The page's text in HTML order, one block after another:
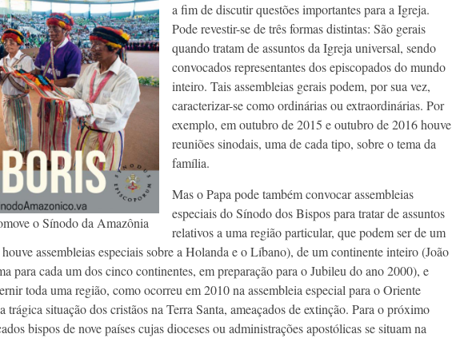
o Sínodo da Amazônia
a fim de discutir questões importantes para a Igreja.
Pode revestir-se de três formas distintas: São gerais
quando tratam de assuntos da Igreja universal, sendo
convocados representantes dos episcopados do mundo
inteiro. Tais assembleias gerais podem, por sua vez,
caracterizar-se como ordinárias ou extraordinárias. Por
exemplo, em outubro de 2015 e outubro de 2016 houve
reuniões sinodais, uma de cada tipo, sobre o tema da
família.
Mas o Papa pode também convocar assembleias
especiais do Sínodo dos Bispos para tratar de assuntos
relativos a uma região particular, que podem ser de um
assembleias especiais sobre a Holanda e o Líbano), de um continente inteiro (João
para cada um dos cinco continentes, em preparação para o Jubileu do ano 2000), e
toda uma região, como ocorreu em 2010 na assembleia especial para o Oriente
trágica situação dos cristãos na Terra Santa, ameaçados de extinção. Para o próximo
bispos de nove países cujas dioceses ou administrações apostólicas se situam na